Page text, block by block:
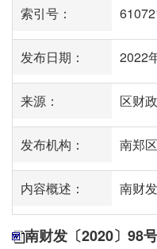
索引号：
发布日期： 2022
来源： 区财
发布机构： 南郑
内容概述：
南财发〔2020〕98